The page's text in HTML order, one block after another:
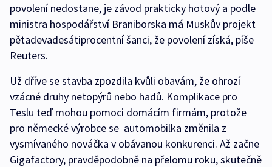
povolení nedostane, je závod prakticky hotový a podle
ministra hospodářství Braniborska má Muskův projekt
pětadevadesátiprocentní šanci, že povolení získá, píše
Reuters.
Už dříve se stavba zpozdila kvůli obavám, že ohrozí
vzácné druhy netopýrů nebo hadů. Komplikace pro
Teslu teď mohou pomoci domácím firmám, protože
pro německé výrobce se automobilka změnila z
vysmívaného nováčka v obávanou konkurenci. Až začne
Gigafactory, pravděpodobně na přelomu roku, skutečně